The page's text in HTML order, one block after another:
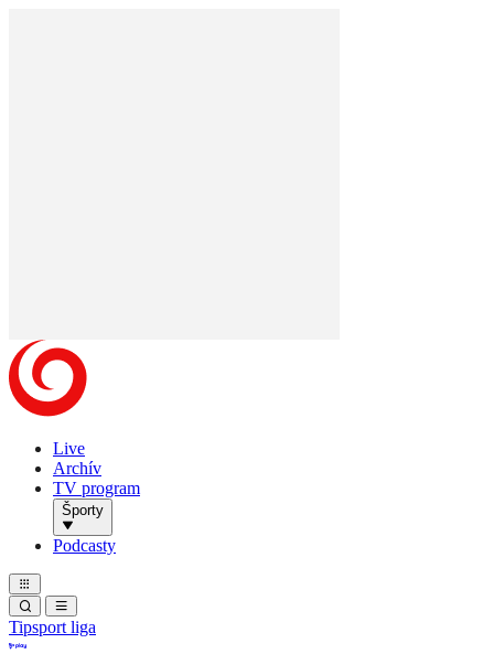
Live
Archív
TV program
Športy
Podcasty
Tipsport liga